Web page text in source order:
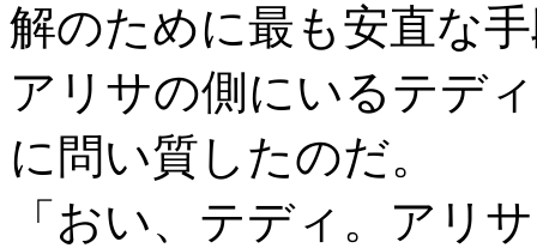
解のために最も安直な
アリサの側にいるテディ
に問い質したのだ。
「おい、テディ。アリ